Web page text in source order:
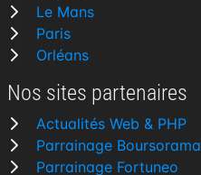
Le Mans
Paris
Orléans
Nos sites partenaires
Actualités Web & PHP
Parrainage Boursorama
Parrainage Fortuneo